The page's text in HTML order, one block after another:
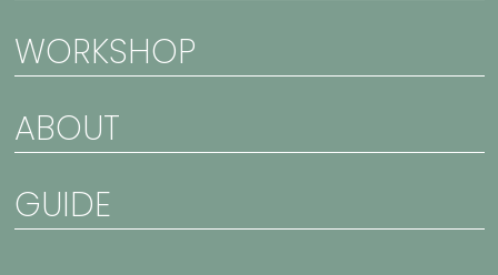
WORKSHOP
ABOUT
GUIDE